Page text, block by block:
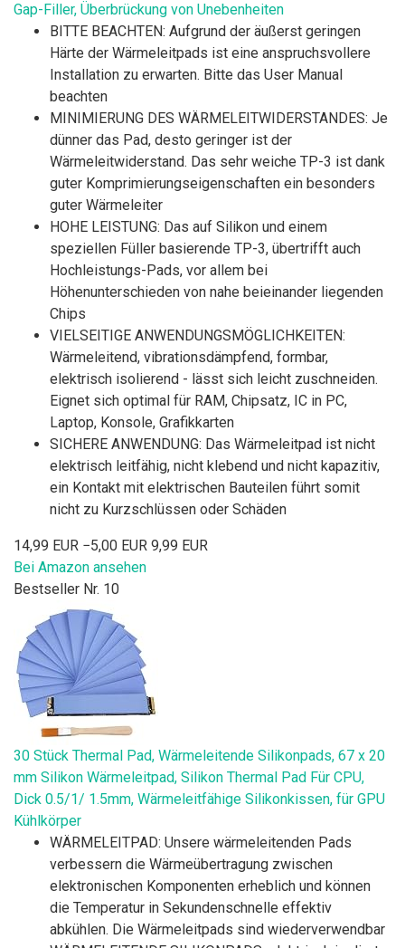
Gap-Filler, Überbrückung von Unebenheiten
BITTE BEACHTEN: Aufgrund der äußerst geringen
Härte der Wärmeleitpads ist eine anspruchsvollere
Installation zu erwarten. Bitte das User Manual
beachten
MINIMIERUNG DES WÄRMELEITWIDERSTANDES: Je
dünner das Pad, desto geringer ist der
Wärmeleitwiderstand. Das sehr weiche TP-3 ist dank
guter Komprimierungseigenschaften ein besonders
guter Wärmeleiter
HOHE LEISTUNG: Das auf Silikon und einem
speziellen Füller basierende TP-3, übertrifft auch
Hochleistungs-Pads, vor allem bei
Höhenunterschieden von nahe beieinander liegenden
Chips
VIELSEITIGE ANWENDUNGSMÖGLICHKEITEN:
Wärmeleitend, vibrationsdämpfend, formbar,
elektrisch isolierend - lässt sich leicht zuschneiden.
Eignet sich optimal für RAM, Chipsatz, IC in PC,
Laptop, Konsole, Grafikkarten
SICHERE ANWENDUNG: Das Wärmeleitpad ist nicht
elektrisch leitfähig, nicht klebend und nicht kapazitiv,
ein Kontakt mit elektrischen Bauteilen führt somit
nicht zu Kurzschlüssen oder Schäden
14,99 EUR −5,00 EUR 9,99 EUR
Bei Amazon ansehen
Bestseller Nr. 10
30 Stück Thermal Pad, Wärmeleitende Silikonpads, 67 x 20
mm Silikon Wärmeleitpad, Silikon Thermal Pad Für CPU,
Dick 0.5/1/ 1.5mm, Wärmeleitfähige Silikonkissen, für GPU
Kühlkörper
WÄRMELEITPAD: Unsere wärmeleitenden Pads
verbessern die Wärmeübertragung zwischen
elektronischen Komponenten erheblich und können
die Temperatur in Sekundenschnelle effektiv
abkühlen. Die Wärmeleitpads sind wiederverwendbar